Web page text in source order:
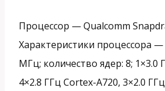
Процессор —Qualcomm
Характеристики процессора —
МГц; количество ядер: 8; 1×3.0
4×2.8 ГГц Cortex-A720, 3×2.0